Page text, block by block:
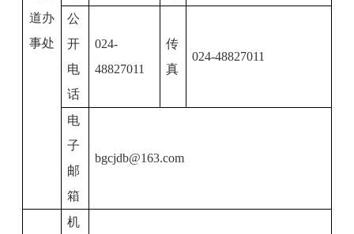
道办
事处
公
开
电
话
024-
48827011
传
真
024-48827011
电
子
邮
箱
bgcjdb@163.com
机